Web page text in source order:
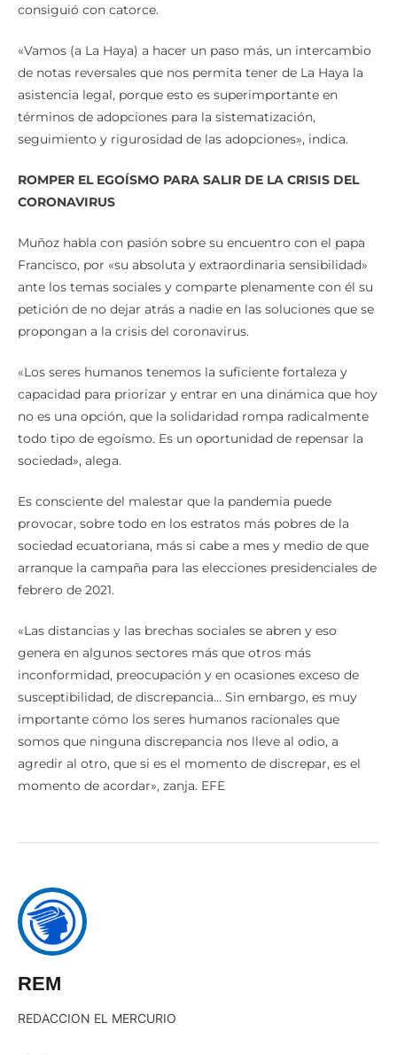
consiguió con catorce.
«Vamos (a La Haya) a hacer un paso más, un intercambio
de notas reversales que nos permita tener de La Haya la
asistencia legal, porque esto es superimportante en
términos de adopciones para la sistematización,
seguimiento y rigurosidad de las adopciones», indica.
ROMPER EL EGOÍSMO PARA SALIR DE LA CRISIS DEL
CORONAVIRUS
Muñoz habla con pasión sobre su encuentro con el papa
Francisco, por «su absoluta y extraordinaria sensibilidad»
ante los temas sociales y comparte plenamente con él su
petición de no dejar atrás a nadie en las soluciones que se
propongan a la crisis del coronavirus.
«Los seres humanos tenemos la suficiente fortaleza y
capacidad para priorizar y entrar en una dinámica que hoy
no es una opción, que la solidaridad rompa radicalmente
todo tipo de egoísmo. Es un oportunidad de repensar la
sociedad», alega.
Es consciente del malestar que la pandemia puede
provocar, sobre todo en los estratos más pobres de la
sociedad ecuatoriana, más si cabe a mes y medio de que
arranque la campaña para las elecciones presidenciales de
febrero de 2021.
«Las distancias y las brechas sociales se abren y eso
genera en algunos sectores más que otros más
inconformidad, preocupación y en ocasiones exceso de
susceptibilidad, de discrepancia… Sin embargo, es muy
importante cómo los seres humanos racionales que
somos que ninguna discrepancia nos lleve al odio, a
agredir al otro, que si es el momento de discrepar, es el
momento de acordar», zanja. EFE
REM
REDACCION EL MERCURIO